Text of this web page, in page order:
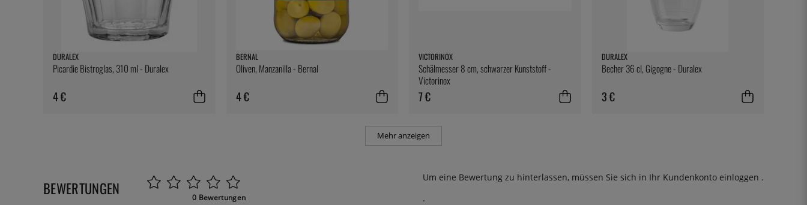
DURALEX
Picardie Bistroglas, 310 ml - Duralex
4 €
BERNAL
Oliven, Manzanilla - Bernal
4 €
VICTORINOX
Schälmesser 8 cm, schwarzer Kunststoff -
Victorinox
7 €
DURALEX
Becher 36 cl, Gigogne - Duralex
3 €
Mehr anzeigen
BEWERTUNGEN 0 Bewertungen
Um eine Bewertung zu hinterlassen, müssen Sie sich in Ihr Kundenkonto einloggen .
.